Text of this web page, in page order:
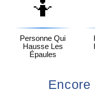
🤷
Personne Qui
Hausse Les
Épaules